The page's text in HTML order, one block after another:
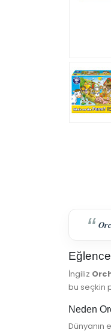
İngiliz
bu seçkin
Neden
Dünyanın